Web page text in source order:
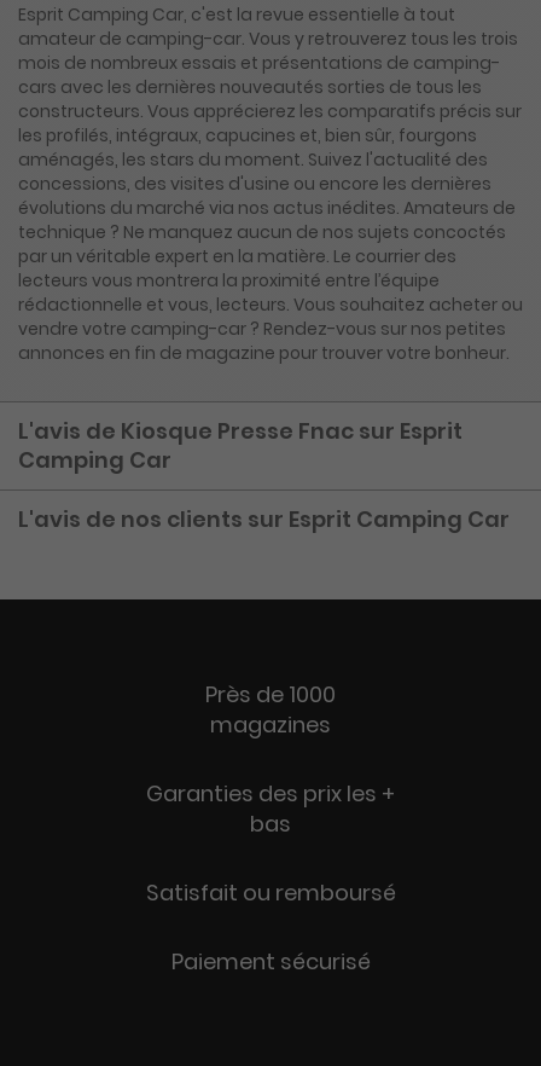
Esprit Camping Car, c'est la revue essentielle à tout
amateur de camping-car. Vous y retrouverez tous les trois
mois de nombreux essais et présentations de camping-
cars avec les dernières nouveautés sorties de tous les
constructeurs. Vous apprécierez les comparatifs précis sur
les profilés, intégraux, capucines et, bien sûr, fourgons
aménagés, les stars du moment. Suivez l'actualité des
concessions, des visites d'usine ou encore les dernières
évolutions du marché via nos actus inédites. Amateurs de
technique ? Ne manquez aucun de nos sujets concoctés
par un véritable expert en la matière. Le courrier des
lecteurs vous montrera la proximité entre l’équipe
rédactionnelle et vous, lecteurs. Vous souhaitez acheter ou
vendre votre camping-car ? Rendez-vous sur nos petites
annonces en fin de magazine pour trouver votre bonheur.
L'avis de Kiosque Presse Fnac sur Esprit
Camping Car
L'avis de nos clients sur Esprit Camping Car
Près de 1000
magazines
Garanties des prix les +
bas
Satisfait ou remboursé
Paiement sécurisé